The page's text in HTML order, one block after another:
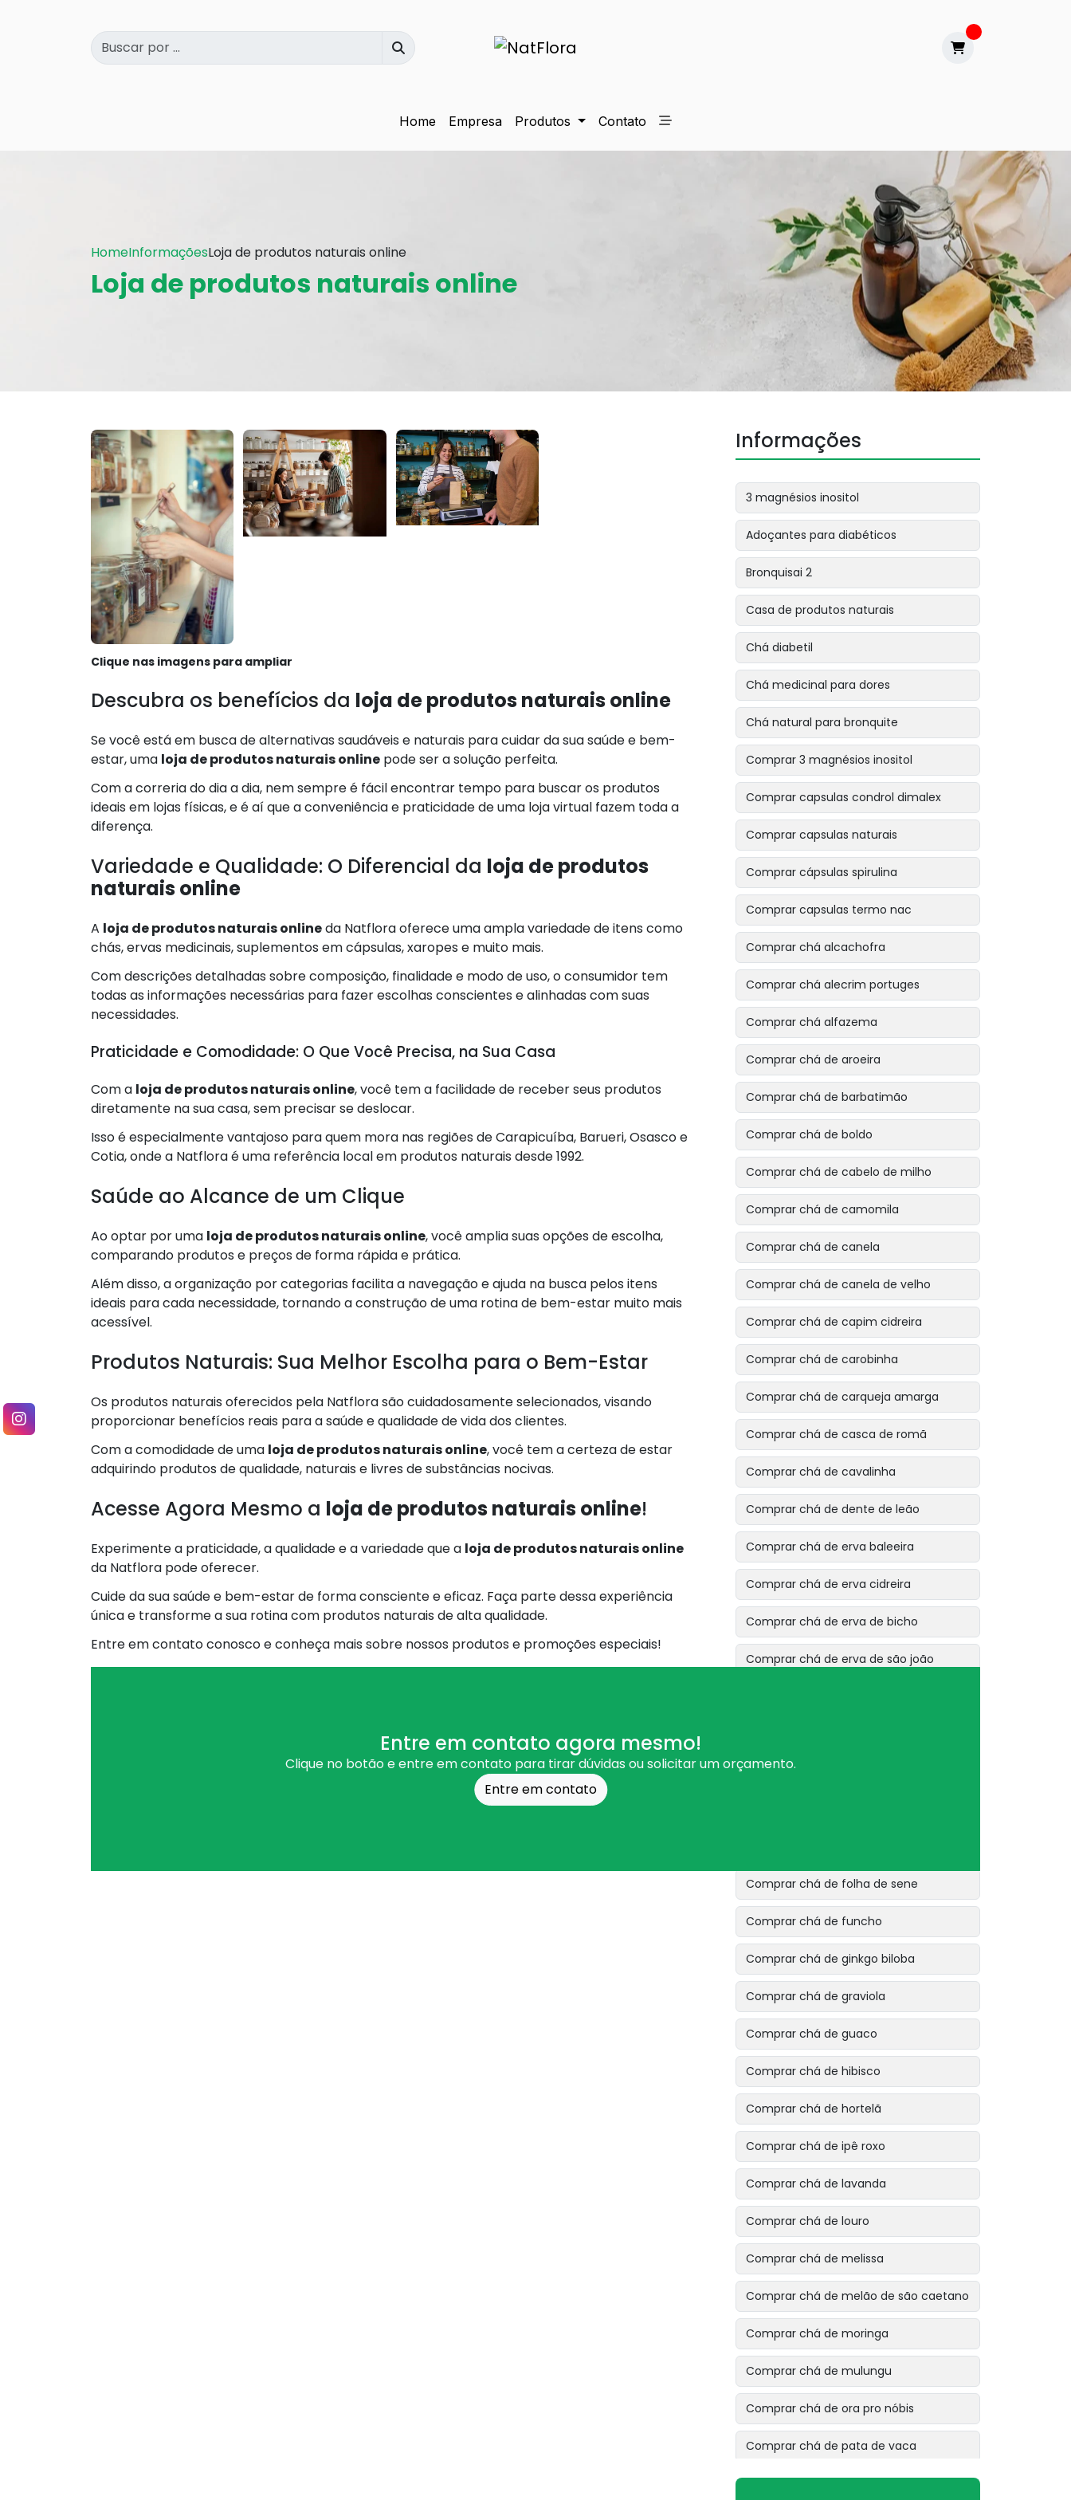
Home Empresa Produtos Contato
HomeInformaçõesLoja de produtos naturais online
Loja de produtos naturais online
Clique nas imagens para ampliar
Descubra os benefícios da loja de produtos naturais online
Se você está em busca de alternativas saudáveis e naturais para cuidar da sua saúde e bem-
estar, uma loja de produtos naturais online pode ser a solução perfeita.
Com a correria do dia a dia, nem sempre é fácil encontrar tempo para buscar os produtos
ideais em lojas físicas, e é aí que a conveniência e praticidade de uma loja virtual fazem toda a
diferença.
Variedade e Qualidade: O Diferencial da loja de produtos
naturais online
A loja de produtos naturais onlineda Natflora oferece uma ampla variedade de itens como
chás, ervas medicinais, suplementos em cápsulas, xaropes e muito mais.
Com descrições detalhadas sobre composição, finalidade e modo de uso, o consumidor tem
todas as informações necessárias para fazer escolhas conscientes e alinhadas com suas
necessidades.
Praticidade e Comodidade: O Que Você Precisa, na Sua Casa
Com a loja de produtos naturais online, você tem a facilidade de receber seus produtos
diretamente na sua casa, sem precisar se deslocar.
Isso é especialmente vantajoso para quem mora nas regiões de Carapicuíba, Barueri, Osasco e
Cotia, onde a Natflora é uma referência local em produtos naturais desde 1992.
Saúde ao Alcance de um Clique
Ao optar por uma loja de produtos naturais online, você amplia suas opções de escolha,
comparando produtos e preços de forma rápida e prática.
Além disso, a organização por categorias facilita a navegação e ajuda na busca pelos itens
ideais para cada necessidade, tornando a construção de uma rotina de bem-estar muito mais
acessível.
Produtos Naturais: Sua Melhor Escolha para o Bem-Estar
Os produtos naturais oferecidos pela Natflora são cuidadosamente selecionados, visando
proporcionar benefícios reais para a saúde e qualidade de vida dos clientes.
Com a comodidade de uma loja de produtos naturais online, você tem a certeza de estar
adquirindo produtos de qualidade, naturais e livres de substâncias nocivas.
Acesse Agora Mesmo a loja de produtos naturais online!
Experimente a praticidade, a qualidade e a variedade que a loja de produtos naturais online
da Natflora pode oferecer.
Cuide da sua saúde e bem-estar de forma consciente e eficaz. Faça parte dessa experiência
única e transforme a sua rotina com produtos naturais de alta qualidade.
Entre em contato conosco e conheça mais sobre nossos produtos e promoções especiais!
Entre em contato agora mesmo!
Clique no botão e entre em contato para tirar dúvidas ou solicitar um orçamento.
Entre em contato
Informações
3 magnésios inositol
Adoçantes para diabéticos
Bronquisai 2
Casa de produtos naturais
Chá diabetil
Chá medicinal para dores
Chá natural para bronquite
Comprar 3 magnésios inositol
Comprar capsulas condrol dimalex
Comprar capsulas naturais
Comprar cápsulas spirulina
Comprar capsulas termo nac
Comprar chá alcachofra
Comprar chá alecrim portuges
Comprar chá alfazema
Comprar chá de aroeira
Comprar chá de barbatimão
Comprar chá de boldo
Comprar chá de cabelo de milho
Comprar chá de camomila
Comprar chá de canela
Comprar chá de canela de velho
Comprar chá de capim cidreira
Comprar chá de carobinha
Comprar chá de carqueja amarga
Comprar chá de casca de romã
Comprar chá de cavalinha
Comprar chá de dente de leão
Comprar chá de erva baleeira
Comprar chá de erva cidreira
Comprar chá de erva de bicho
Comprar chá de erva de são joão
Comprar chá de eucalipto citriodora
Comprar chá de folha de sene
Comprar chá de funcho
Comprar chá de ginkgo biloba
Comprar chá de graviola
Comprar chá de guaco
Comprar chá de hibisco
Comprar chá de hortelã
Comprar chá de ipê roxo
Comprar chá de lavanda
Comprar chá de louro
Comprar chá de melissa
Comprar chá de melão de são caetano
Comprar chá de moringa
Comprar chá de mulungu
Comprar chá de ora pro nóbis
Comprar chá de pata de vaca